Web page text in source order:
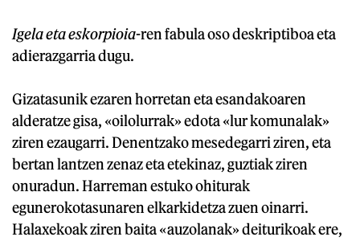
Igela eta eskorpioia-ren fabula oso deskriptiboa eta
adierazgarria dugu.
Gizatasunik ezaren horretan eta esandakoaren
alderatze gisa, «oilolurrak» edota «lur komunalak»
ziren ezaugarri. Denentzako mesedegarri ziren, eta
bertan lantzen zenaz eta etekinaz, guztiak ziren
onuradun. Harreman estuko ohiturak
egunerokotasunaren elkarkidetza zuen oinarri.
Halaxekoak ziren baita «auzolanak» deiturikoak ere,